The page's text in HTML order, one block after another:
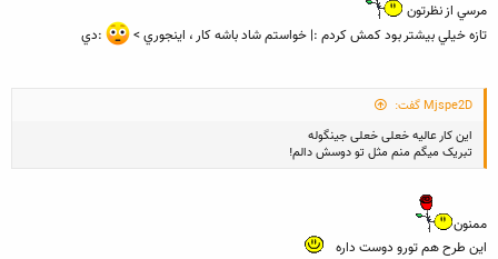
مرسي از نظرتون
تازه خيلي بيشتر بود كمش كردم :| خواستم شاد باشه كار ، اينجوري >
:دي
Mjspe2D گفت:
این کار عالیه خعلی خعلی جینگوله
تبریک میگم منم مثل تو دوسش دالم!
ممنون
اين طرح هم تورو دوست داره